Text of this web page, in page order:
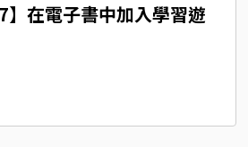
】在電子書中加入學習遊